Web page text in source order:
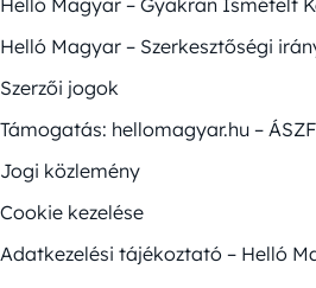
Helló Magyar – Szerkesztőségi
Szerzői jogok
Támogatás: hellomagyar.hu – ÁSZF
Jogi közlemény
Cookie kezelése
Adatkezelési tájékoztató – Helló